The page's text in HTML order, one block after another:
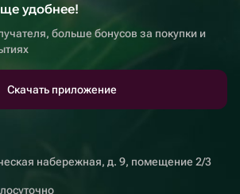
удобнее!
больше бонусов за покупки и
Скачать приложение
набережная, д. 9, помещение 2/3